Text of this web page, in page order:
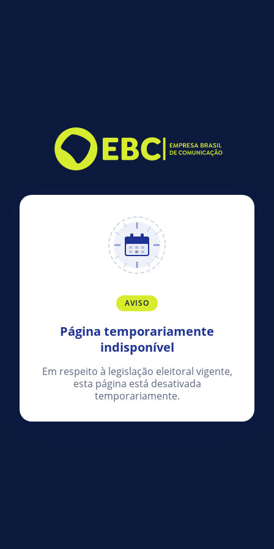
AVISO
Página temporariamente
indisponível
Em respeito à legislação eleitoral vigente,
esta página está desativada
temporariamente.